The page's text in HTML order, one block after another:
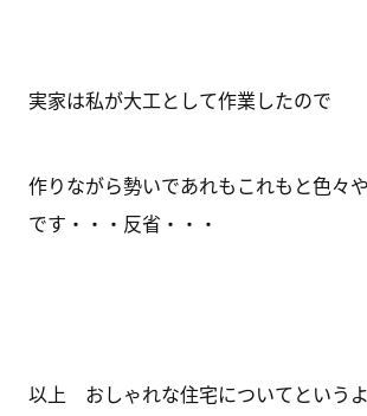
実家は私が大工として作業したので
作りながら勢いであれもこれもと色々
です・・・反省・・・
以上 おしゃれな住宅についてという